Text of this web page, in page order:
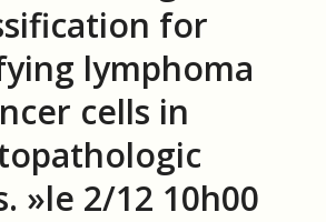
for
lymphoma
cells in
»le 2/12 10h00